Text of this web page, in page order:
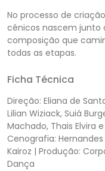
No processo de
cênicos nascem junto
composição que
todas as etapas.
Ficha Técnica
Direção: Eliana de
Lilian Wiziack, Suiá
Machado, Thais Elvira
Cenografia:
Kairoz | Produção:
Dança